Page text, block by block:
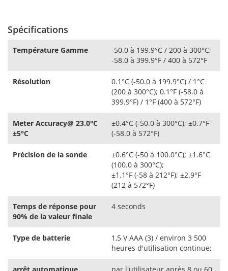
Spécifications
Température Gamme
-50.0 à 199.9°C / 200 à 300°C;
-58.0 à 399.9°F / 400 à 572°F
Résolution
0.1°C (-50.0 à 199.9°C) / 1°C
(200 à 300°C); 0.1°F (-58.0 à
399.9°F) / 1°F (400 à 572°F)
Meter Accuracy@ 23.0°C
±5°C
±0.4°C (-50.0 à 300°C); ±0.7°F
(-58.0 à 572°F)
Précision de la sonde
±0.6°C (-50 à 100.0°C); ±1.6°C
(100.0 à 300°C);
±1.1°F (-58 à 212°F); ±2.9°F
(212 à 572°F)
Temps de réponse pour
90% de la valeur finale
4 seconds
Type de batterie
1,5 V AAA (3) / environ 3 500
heures d'utilisation continue;